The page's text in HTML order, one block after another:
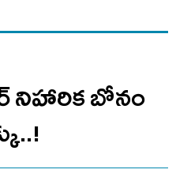
నిహారిక బోనం